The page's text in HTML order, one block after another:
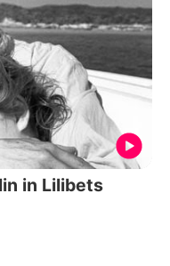
in Lilibets